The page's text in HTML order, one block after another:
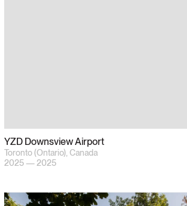
Rien n’a été trouvé
YZD Downsview Airport
Toronto (Ontario), Canada
2025 — 2025